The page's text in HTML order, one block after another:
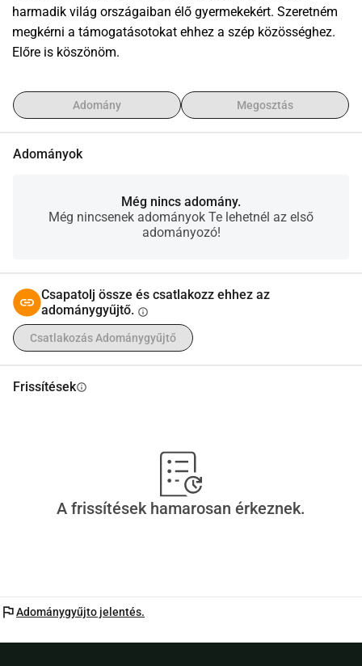
harmadik világ országaiban élő gyermekekért. Szeretném
megkérni a támogatásotokat ehhez a szép közösséghez.
Előre is köszönöm.
Adomány Megosztás
Adományok
Még nincs adomány.
Még nincsenek adományok Te lehetnél az első
adományozó!
Csapatolj össze és csatlakozz ehhez az
adománygyűjtő. info
Csatlakozás Adománygyűjtő
Frissítésekinfo
A frissítések hamarosan érkeznek.
flagAdománygyűjto jelentés.